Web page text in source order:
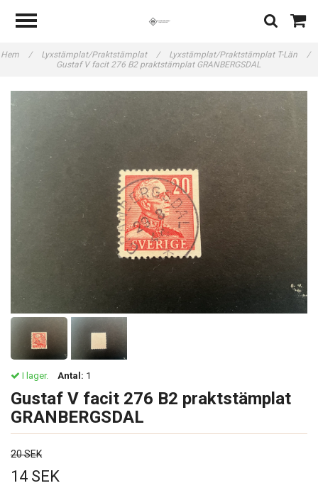
Hem / Lyxstämplat/Praktstämplat / Lyxstämplat/Praktstämplat T-Län
/
Gustaf V facit 276 B2 praktstämplat GRANBERGSDAL
I lager. Antal: 1
Gustaf V facit 276 B2 praktstämplat
GRANBERGSDAL
20 SEK
14 SEK